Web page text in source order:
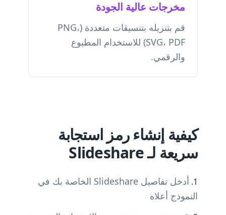
مخرجات عالية الجودة
قم بتنزيله بتنسيقات متعددة (PNG،
SVG، PDF) للاستخدام المطبوع
والرقمي.
كيفية إنشاء رمز استجابة
سريعة لـ Slideshare
أدخل تفاصيل Slideshare الخاصة بك في
النموذج أعلاه